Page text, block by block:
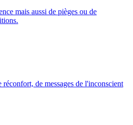
mais aussi de pièges ou de
de messages de l'inconscient